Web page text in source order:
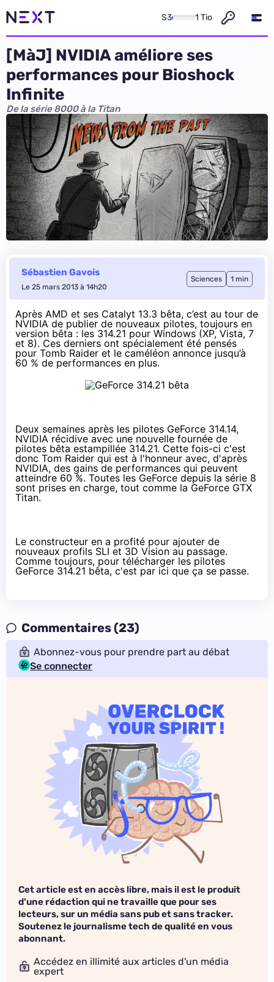
S3 1 Tio
[MàJ] NVIDIA améliore ses
performances pour Bioshock
Infinite
De la série 8000 à la Titan
Sébastien Gavois
Le 25 mars 2013 à 14h20
Sciences 1 min
Après AMD et ses Catalyt 13.3 bêta, c’est au tour de
NVIDIA de publier de nouveaux pilotes, toujours en
version bêta : les 314.21 pour Windows (XP, Vista, 7
et 8). Ces derniers ont spécialement été pensés
pour Tomb Raider et le caméléon annonce jusqu’à
60 % de performances en plus.
Deux semaines après les pilotes GeForce 314.14,
NVIDIA récidive avec une nouvelle fournée de
pilotes bêta estampillée 314.21. Cette fois-ci c'est
donc Tom Raider qui est à l'honneur avec, d'après
NVIDIA, des gains de performances qui peuvent
atteindre 60 %. Toutes les GeForce depuis la série 8
sont prises en charge, tout comme la GeForce GTX
Titan.
Le constructeur en a profité pour ajouter de
nouveaux profils SLI et 3D Vision au passage.
Comme toujours, pour télécharger les pilotes
GeForce 314.21 bêta, c'est par ici que ça se passe.
Commentaires (23)
Abonnez-vous pour prendre part au débat
Se connecter
Cet article est en accès libre, mais il est le produit
d'une rédaction qui ne travaille que pour ses
lecteurs, sur un média sans pub et sans tracker.
Soutenez le journalisme tech de qualité en vous
abonnant.
Accédez en illimité aux articles d'un média
expert